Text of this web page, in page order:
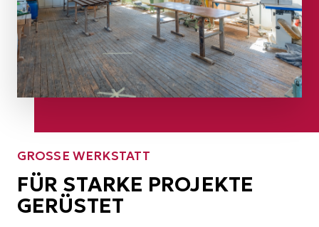
GROSSE WERKSTATT
FÜR STARKE PROJEKTE
GERÜSTET